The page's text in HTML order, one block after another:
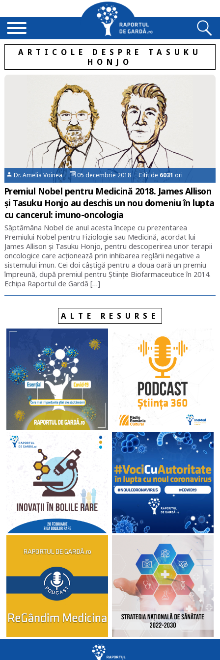
ARTICOLE DESPRE TASUKU
HONJO
Dr. Amelia Voinea 05 decembrie 2018 Citit de 6031 ori
Premiul Nobel pentru Medicină 2018. James Allison
și Tasuku Honjo au deschis un nou domeniu în lupta
cu cancerul: imuno-oncologia
Săptămâna Nobel de anul acesta începe cu prezentarea
Premiului Nobel pentru Fiziologie sau Medicină, acordat lui
James Allison și Tasuku Honjo, pentru descoperirea unor terapii
oncologice care acționează prin inhibarea reglării negative a
sistemului imun. Cei doi câștigă pentru a doua oară un premiu
împreună, după premiul pentru Științe Biofarmaceutice în 2014.
Echipa Raportul de Gardă […]
ALTE RESURSE